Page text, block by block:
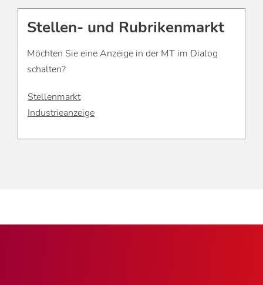
Stellen- und Rubrikenmarkt
Möchten Sie eine Anzeige in der MT im Dialog
schalten?
Stellenmarkt
Industrieanzeige